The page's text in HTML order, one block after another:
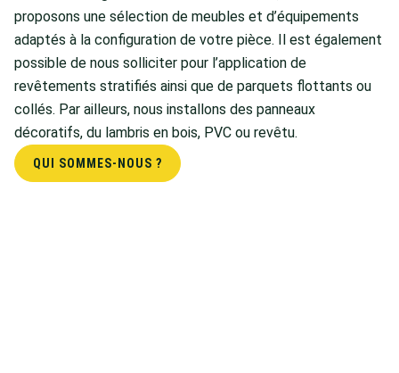
proposons une sélection de meubles et d’équipements
adaptés à la configuration de votre pièce. Il est également
possible de nous solliciter pour l’application de
revêtements stratifiés ainsi que de parquets flottants ou
collés. Par ailleurs, nous installons des panneaux
décoratifs, du lambris en bois, PVC ou revêtu.
QUI SOMMES-NOUS ?